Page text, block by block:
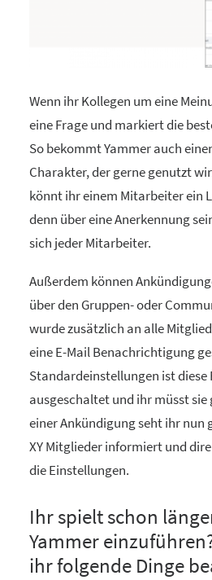
Wenn ihr Kollegen um eine
eine Frage und markiert die
So bekommt Yammer auch
Charakter, der gerne genutzt
könnt ihr einem Mitarbeiter ein
denn über eine Anerkennung
sich jeder Mitarbeiter.
Außerdem können
über den Gruppen- oder
wurde zusätzlich an alle
eine E-Mail Benachrichtigung
Standardeinstellungen ist diese
ausgeschaltet und ihr müsst
einer Ankündigung seht ihr nun
XY Mitglieder informiert und
die Einstellungen.
Ihr spielt schon
Yammer
ihr folgende Dinge